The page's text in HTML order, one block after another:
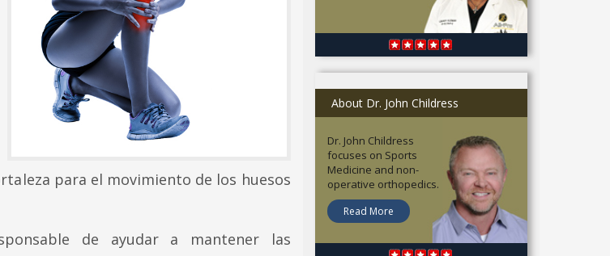
para el movimiento de los huesos
de ayudar a mantener las
About Dr. John Childress
Dr. John Childress
focuses on Sports
Medicine and non-
operative orthopedics.
Read More